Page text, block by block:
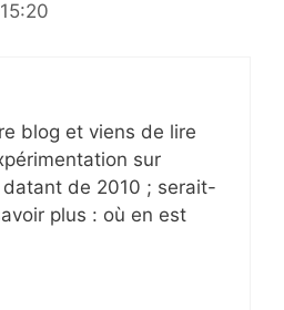
blog et viens de lire
sur
de 2010 ; serait-
plus : où en est